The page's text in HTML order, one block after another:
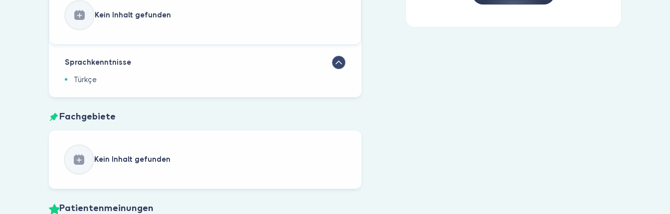
Kein Inhalt gefunden
Sprachkenntnisse
Türkçe
Fachgebiete
Kein Inhalt gefunden
Patientenmeinungen